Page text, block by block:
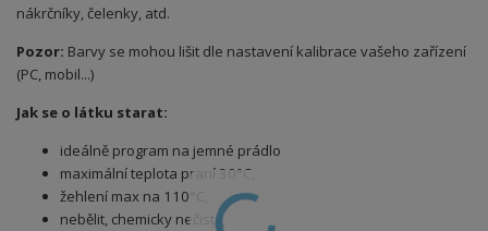
nákrčníky, čelenky, atd.
Pozor: Barvy se mohou lišit dle nastavení kalibrace vašeho zařízení
(PC, mobil...)
Jak se o látku starat:
ideálně program na jemné prádlo
maximální teplota praní 30°C,
žehlení max na 110°C,
nebělit, chemicky nečistit,